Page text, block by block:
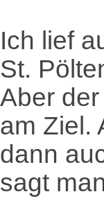
Ich lief
St.
Aber
am Ziel.
dann
sagt